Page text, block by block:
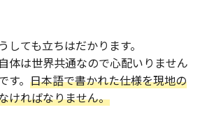
ても立ちはだかります。
体は世界共通なので心配いりません
。 日本語で書かれた仕様を現地の
ければなりません。